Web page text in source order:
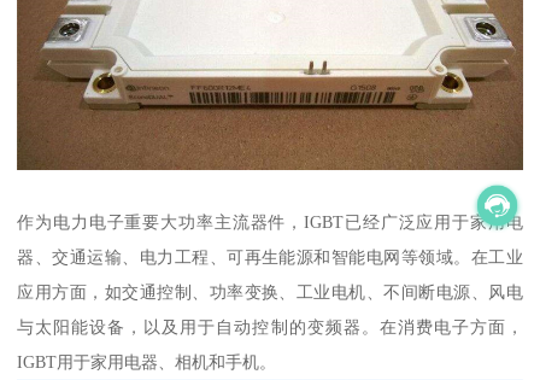
作为电力电子重要大功率主流器件，IGBT已经广泛应用于家用电
器、交通运输、电力工程、可再生能源和智能电网等领域。在工业
应用方面，如交通控制、功率变换、工业电机、不间断电源、风电
与太阳能设备，以及用于自动控制的变频器。在消费电子方面，
IGBT用于家用电器、相机和手机。